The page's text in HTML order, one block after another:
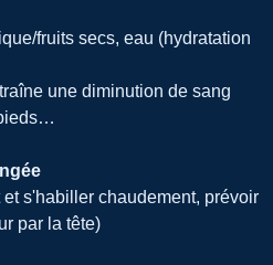
fruits secs, eau (hydratation
une diminution de sang
s'habiller chaudement, prévoir
par la tête)